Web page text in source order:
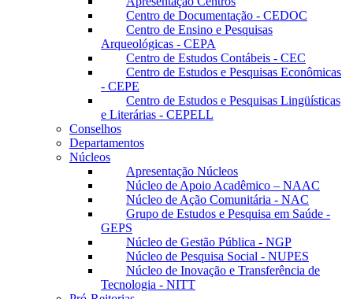
Centro de Documentação - CEDOC
Centro de Ensino e Pesquisas
Arqueológicas - CEPA
Centro de Estudos Contábeis - CEC
Centro de Estudos e Pesquisas Econômicas
- CEPE
Centro de Estudos e Pesquisas Lingüísticas
e Literárias - CEPELL
Conselhos
Departamentos
Núcleos
Apresentação Núcleos
Núcleo de Apoio Acadêmico – NAAC
Núcleo de Ação Comunitária - NAC
Grupo de Estudos e Pesquisa em Saúde -
GEPS
Núcleo de Gestão Pública - NGP
Núcleo de Pesquisa Social - NUPES
Núcleo de Inovação e Transferência de
Tecnologia - NITT